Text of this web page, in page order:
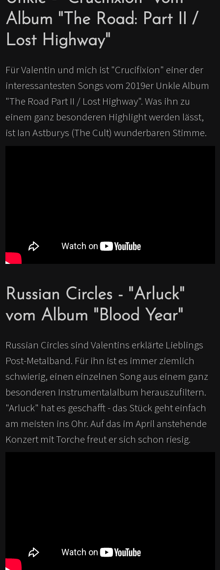
Album "The Road: Part II /
Lost Highway"
Für Valentin und mich ist "Crucifixion" einer der
interessantesten Songs vom 2019er Unkle Album
"The Road Part II / Lost Highway". Was ihn zu
einem ganz besonderen Highlight werden lässt,
ist Ian Astburys (The Cult) wunderbaren Stimme.
Russian Circles - "Arluck"
vom Album "Blood Year"
Russian Circles sind Valentins erklärte Lieblings
Post-Metalband. Für ihn ist es immer ziemlich
schwierig, einen einzelnen Song aus einem ganz
besonderen Instrumentalalbum herauszufiltern.
"Arluck" hat es geschafft - das Stück geht einfach
am meisten ins Ohr. Auf das im April anstehende
Konzert mit Torche freut er sich schon riesig.